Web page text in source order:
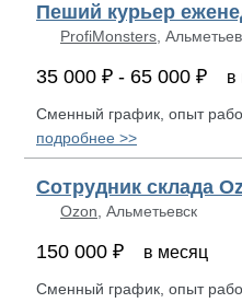
Пеший курьер
ProfiMonsters ,
35 000 ₽ - 65 000 ₽ в
Сменный график, опыт
подробнее >>
Сотрудник склада
Ozon , Альметьевск
150 000 ₽ в месяц
Сменный график, опыт